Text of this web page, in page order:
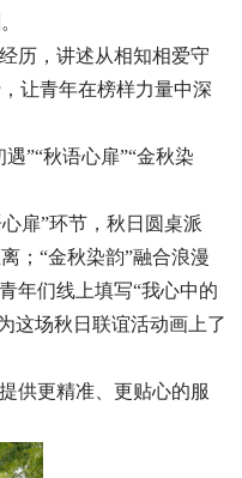
历，讲述从相知相爱守
让青年在榜样力量中深
”“秋语心扉”“金秋染
扉”环节，秋日圆桌派
；“金秋染韵”融合浪漫
年们线上填写“我心中的
这场秋日联谊活动画上了
供更精准、更贴心的服